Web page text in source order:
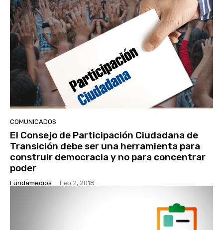
COMUNICADOS
El Consejo de Participación Ciudadana de
Transición debe ser una herramienta para
construir democracia y no para concentrar
poder
Fundamedios - Feb 2, 2018